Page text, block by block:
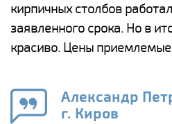
кирпичных столбов
заявленного срока. Но в
красиво. Цены
Александр
г. Киров